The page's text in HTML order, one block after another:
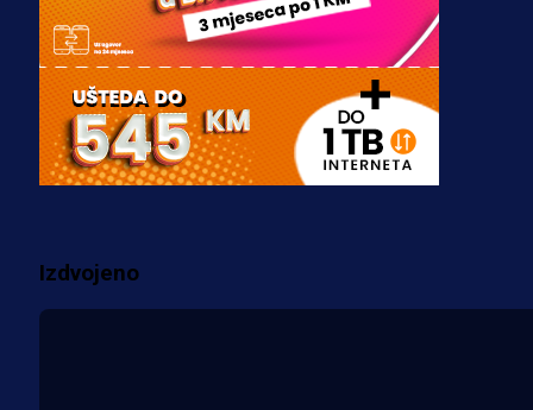
3 sedmica 3 dan
Premijer liga BiH
Misimović priveden: SIPA ga tereti
za pranje novca, pretresaju
prostorije FK Borac!
Više vijesti
Izdvojeno